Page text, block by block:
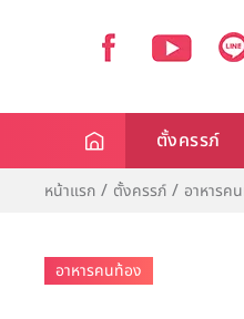
ตั้งครรภ์
หน้าแรก ตั้งครรภ์ อาหารค
อาหารคนท้อง